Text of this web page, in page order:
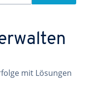
mit Lösungen